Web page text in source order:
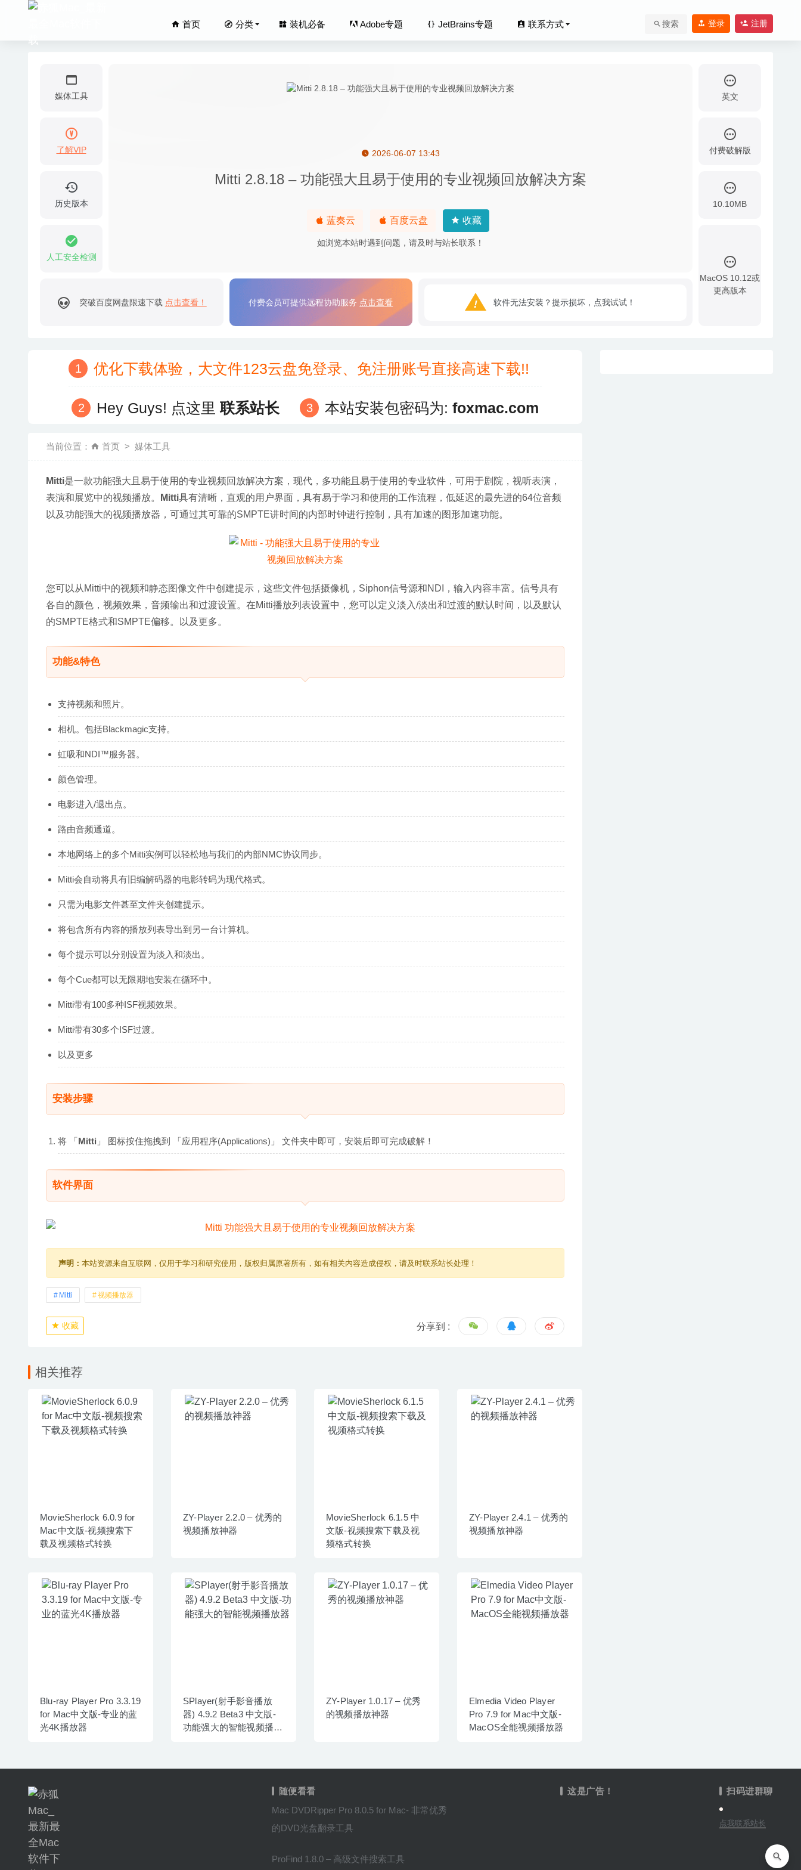
首页 分类 装机必备 Adobe专题 JetBrains专题 联系方式 搜索 登录 注册
媒体工具
了解VIP
历史版本
人工安全检测
2026-06-07 13:43
Mitti 2.8.18 – 功能强大且易于使用的专业视频回放解决方案
蓝奏云 百度云盘 收藏
如浏览本站时遇到问题，请及时与站长联系！
英文
付费破解版
10.10MB
MacOS 10.12或
更高版本
突破百度网盘限速下载 点击查看！ 付费会员可提供远程协助服务 点击查看 软件无法安装？提示损坏，点我试试！
优化下载体验，大文件123云盘免登录、免注册账号直接高速下载!!
Hey Guys! 点这里联系站长 本站安装包密码为: foxmac.com
当前位置： 首页 媒体工具
Mitti是一款功能强大且易于使用的专业视频回放解决方案，现代，多功能且易于使用的专业软件，可用于剧院，视听表演，
表演和展览中的视频播放。
Mitti具有清晰，直观的用户界面，具有易于学习和使用的工作流程，低延迟的最先进的64位音频
以及功能强大的视频播放器，可通过其可靠的SMPTE讲时间的内部时钟进行控制，具有加速的图形加速功能。
您可以从Mitti中的视频和静态图像文件中创建提示，这些文件包括摄像机，Siphon信号源和NDI，输入内容丰富。信号具有
各自的颜色，视频效果，音频输出和过渡设置。在Mitti播放列表设置中，您可以定义淡入/淡出和过渡的默认时间，以及默认
的SMPTE格式和SMPTE偏移。以及更多。
功能&特色
支持视频和照片。
相机。包括Blackmagic支持。
虹吸和NDI™服务器。
颜色管理。
电影进入/退出点。
路由音频通道。
本地网络上的多个Mitti实例可以轻松地与我们的内部NMC协议同步。
Mitti会自动将具有旧编解码器的电影转码为现代格式。
只需为电影文件甚至文件夹创建提示。
将包含所有内容的播放列表导出到另一台计算机。
每个提示可以分别设置为淡入和淡出。
每个Cue都可以无限期地安装在循环中。
Mitti带有100多种ISF视频效果。
Mitti带有30多个ISF过渡。
以及更多
安装步骤
将 「Mitti 」 图标按住拖拽到 「应用程序(Applications)」 文件夹中即可，安装后即可完成破解！
软件界面
声明： 本站资源来自互联网，仅用于学习和研究使用，版权归属原著所有，如有相关内容造成侵权，请及时联系站长处理！
Mitti 视频播放器
收藏 分享到 :
相关推荐
MovieSherlock 6.0.9 for
Mac中文版-视频搜索下
载及视频格式转换
ZY-Player 2.2.0 – 优秀的
视频播放神器
MovieSherlock 6.1.5 中
文版-视频搜索下载及视
频格式转换
ZY-Player 2.4.1 – 优秀的
视频播放神器
Blu-ray Player Pro 3.3.19
for Mac中文版-专业的蓝
光4K播放器
SPlayer(射手影音播放
器) 4.9.2 Beta3 中文版-
功能强大的智能视频播放
ZY-Player 1.0.17 – 优秀
的视频播放神器
Elmedia Video Player
Pro 7.9 for Mac中文版-
MacOS全能视频播放器
随便看看
Mac DVDRipper Pro 8.0.5 for Mac- 非常优秀
的DVD光盘翻录工具
ProFind 1.8.0 – 高级文件搜索工具
这是广告！ 扫码进群聊
点我联系站长
JixiPix Spektrel Art 1.1.7 – 图片锐化处理工具 2020-07-09
SPlayer(射手影音播放器) 4.9.3 Beta0 中文版-功能强大的智能视频播放器
Substance Alchemist 2020.3.2 – 专注于材料创作与管理软件